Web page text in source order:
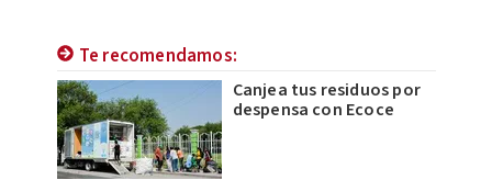
Te recomendamos:
Canjea tus residuos por
despensa con Ecoce